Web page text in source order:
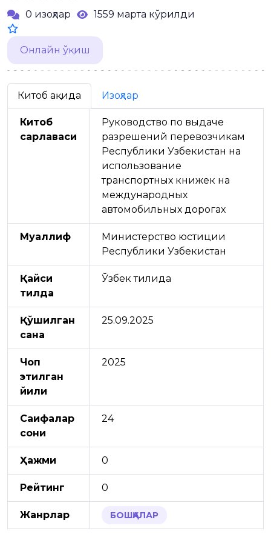
0 изоҳлар
1559 марта кўрилди
Онлайн ўқиш
Китоб ҳақида Изоҳлар
Китоб
сарлавҳаси
Руководство по выдаче
разрешений перевозчикам
Республики Узбекистан на
использование
транспортных книжек на
международных
автомобильных дорогах
Муаллиф
Министерство юстиции
Республики Узбекистан
Қайси
тилда
Ўзбек тилида
Қўшилган
сана
25.09.2025
Чоп
этилган
йили
2025
Саҳифалар
сони
24
Ҳажми 0
Рейтинг 0
Жанрлар БОШҚАЛАР